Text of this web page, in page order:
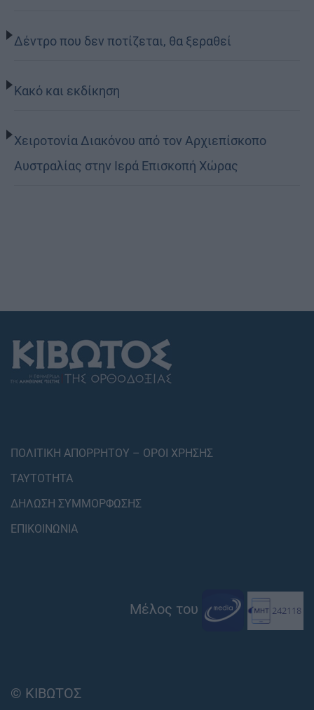
Δέντρο που δεν ποτίζεται, θα ξεραθεί
Κακό και εκδίκηση
Χειροτονία Διακόνου από τον Αρχιεπίσκοπο
Αυστραλίας στην Ιερά Επισκοπή Χώρας
ΠΟΛΙΤΙΚΗ ΑΠΟΡΡΗΤΟΥ – ΟΡΟΙ ΧΡΗΣΗΣ
ΤΑΥΤΟΤΗΤΑ
ΔΗΛΩΣΗ ΣΥΜΜΟΡΦΩΣΗΣ
ΕΠΙΚΟΙΝΩΝΙΑ
Μέλος του
© ΚΙΒΩΤΟΣ